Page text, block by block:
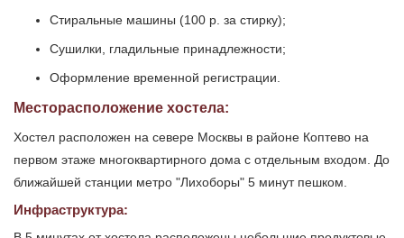
Стиральные машины (100 р. за стирку);
Сушилки, гладильные принадлежности;
Оформление временной регистрации.
Месторасположение хостела:
Хостел расположен на севере Москвы в районе Коптево на
первом этаже многоквартирного дома с отдельным входом. До
ближайшей станции метро "Лихоборы" 5 минут пешком.
Инфраструктура: